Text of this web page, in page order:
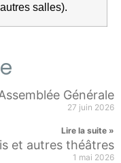
salles).
Générale
27 juin 2026
Lire la suite »
et autres théâtres
1 mai 2026